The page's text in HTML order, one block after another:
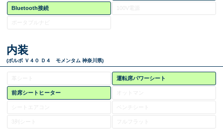
Bluetooth接続 100V電源
ポータブルナビ
内装
(ボルボ Ｖ４０ Ｄ４ モメンタム 神奈川県)
運転席パワーシート
前席シートヒーター オットマン
3列シート フルフラット